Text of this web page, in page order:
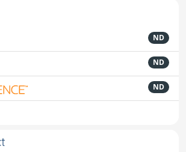
ND
ND
ND